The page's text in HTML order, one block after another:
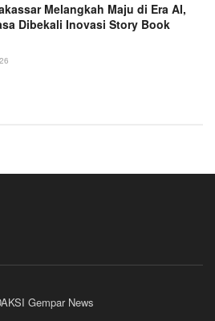
Melangkah Maju di Era AI,
Dibekali Inovasi Story Book
Gempar News